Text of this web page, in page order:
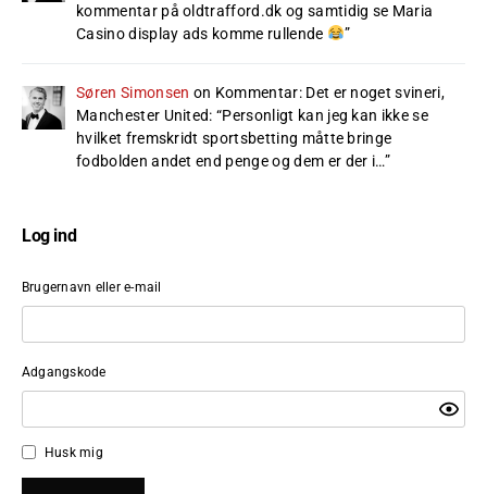
kommentar på oldtrafford.dk og samtidig se Maria
Casino display ads komme rullende
”
Søren Simonsen on Kommentar: Det er noget svineri,
Manchester United: “Personligt kan jeg kan ikke se
hvilket fremskridt sportsbetting måtte bringe
fodbolden andet end penge og dem er der i…”
Log ind
Brugernavn eller e-mail
Adgangskode
Husk mig